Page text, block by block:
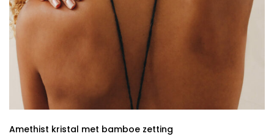
Amethist kristal met bamboe zetting